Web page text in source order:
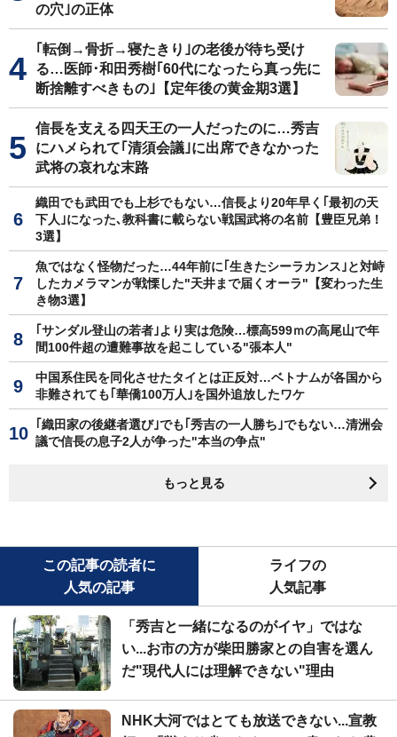
の穴｣の正体
｢転倒→骨折→寝たきり｣の老後が待ち受け
る…医師･和田秀樹｢60代になったら真っ先に
断捨離すべきもの｣【定年後の黄金期3選】
信長を支える四天王の一人だったのに…秀吉
にハメられて｢清須会議｣に出席できなかった
武将の哀れな末路
織田でも武田でも上杉でもない…信長より20年早く｢最初の天
下人｣になった､教科書に載らない戦国武将の名前【豊臣兄弟！
3選】
魚ではなく怪物だった…44年前に｢生きたシーラカンス｣と対峙
したカメラマンが戦慄した"天井まで届くオーラ"【変わった生
き物3選】
｢サンダル登山の若者｣より実は危険…標高599ｍの高尾山で年
間100件超の遭難事故を起こしている"張本人"
中国系住民を同化させたタイとは正反対…ベトナムが各国から
非難されても｢華僑100万人｣を国外追放したワケ
｢織田家の後継者選び｣でも｢秀吉の一人勝ち｣でもない…清洲会
議で信長の息子2人が争った"本当の争点"
もっと見る
この記事の読者に
人気の記事
ライフの
人気記事
「秀吉と一緒になるのがイヤ」ではな
い...お市の方が柴田勝家との自害を選ん
だ"現代人には理解できない"理由
NHK大河ではとても放送できない...宣教